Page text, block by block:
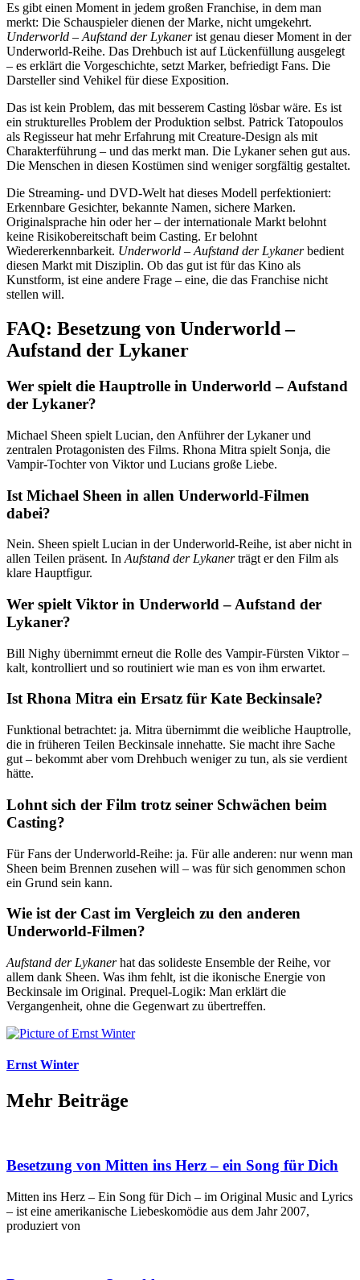
Es gibt einen Moment in jedem großen Franchise, in dem man
merkt: Die Schauspieler dienen der Marke, nicht umgekehrt.
Underworld – Aufstand der Lykanerist genau dieser Moment in der
Underworld-Reihe. Das Drehbuch ist auf Lückenfüllung ausgelegt
– es erklärt die Vorgeschichte, setzt Marker, befriedigt Fans. Die
Darsteller sind Vehikel für diese Exposition.
Das ist kein Problem, das mit besserem Casting lösbar wäre. Es ist
ein strukturelles Problem der Produktion selbst. Patrick Tatopoulos
als Regisseur hat mehr Erfahrung mit Creature-Design als mit
Charakterführung – und das merkt man. Die Lykaner sehen gut aus.
Die Menschen in diesen Kostümen sind weniger sorgfältig gestaltet.
Die Streaming- und DVD-Welt hat dieses Modell perfektioniert:
Erkennbare Gesichter, bekannte Namen, sichere Marken.
Originalsprache hin oder her – der internationale Markt belohnt
keine Risikobereitschaft beim Casting. Er belohnt
Wiedererkennbarkeit. Underworld – Aufstand der Lykanerbedient
diesen Markt mit Disziplin. Ob das gut ist für das Kino als
Kunstform, ist eine andere Frage – eine, die das Franchise nicht
stellen will.
FAQ: Besetzung von Underworld –
Aufstand der Lykaner
Wer spielt die Hauptrolle in Underworld – Aufstand
der Lykaner?
Michael Sheen spielt Lucian, den Anführer der Lykaner und
zentralen Protagonisten des Films. Rhona Mitra spielt Sonja, die
Vampir-Tochter von Viktor und Lucians große Liebe.
Ist Michael Sheen in allen Underworld-Filmen
dabei?
Nein. Sheen spielt Lucian in der Underworld-Reihe, ist aber nicht in
allen Teilen präsent. In Aufstand der Lykanerträgt er den Film als
klare Hauptfigur.
Wer spielt Viktor in Underworld – Aufstand der
Lykaner?
Bill Nighy übernimmt erneut die Rolle des Vampir-Fürsten Viktor –
kalt, kontrolliert und so routiniert wie man es von ihm erwartet.
Ist Rhona Mitra ein Ersatz für Kate Beckinsale?
Funktional betrachtet: ja. Mitra übernimmt die weibliche Hauptrolle,
die in früheren Teilen Beckinsale innehatte. Sie macht ihre Sache
gut – bekommt aber vom Drehbuch weniger zu tun, als sie verdient
hätte.
Lohnt sich der Film trotz seiner Schwächen beim
Casting?
Für Fans der Underworld-Reihe: ja. Für alle anderen: nur wenn man
Sheen beim Brennen zusehen will – was für sich genommen schon
ein Grund sein kann.
Wie ist der Cast im Vergleich zu den anderen
Underworld-Filmen?
Aufstand der Lykanerhat das solideste Ensemble der Reihe, vor
allem dank Sheen. Was ihm fehlt, ist die ikonische Energie von
Beckinsale im Original. Prequel-Logik: Man erklärt die
Vergangenheit, ohne die Gegenwart zu übertreffen.
Ernst Winter
Mehr Beiträge
Besetzung von Mitten ins Herz – ein Song für Dich
Mitten ins Herz – Ein Song für Dich – im Original Music and Lyrics
– ist eine amerikanische Liebeskomödie aus dem Jahr 2007,
produziert von